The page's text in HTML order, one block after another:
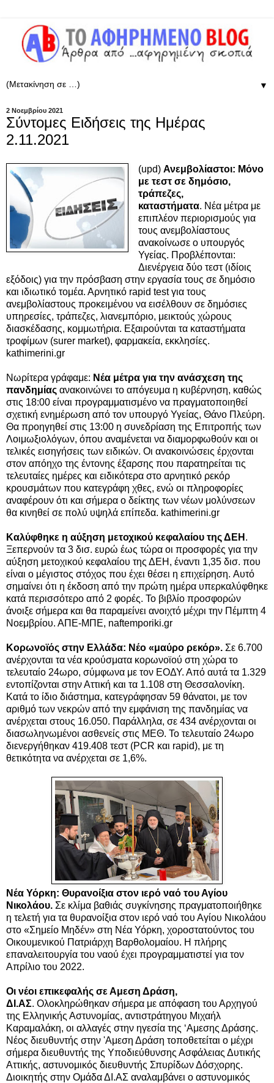
▼
2 Νοεμβρίου 2021
Σύντομες Ειδήσεις της Ημέρας
2.11.2021
(upd) Ανεμβολίαστοι: Μόνο
με τεστ σε δημόσιο,
τράπεζες,
καταστήματα. Νέα μέτρα με
επιπλέον περιορισμούς για
τους ανεμβολίαστους
ανακοίνωσε ο υπουργός
Υγείας. Προβλέπονται:
Διενέργεια δύο τεστ (ιδίοις
εξόδοις) για την πρόσβαση στην εργασία τους σε δημόσιο
και ιδιωτικό τομέα. Αρνητικό rapid test για τους
ανεμβολίαστους προκειμένου να εισέλθουν σε δημόσιες
υπηρεσίες, τράπεζες, λιανεμπόριο, μεικτούς χώρους
διασκέδασης, κομμωτήρια. Εξαιρούνται τα καταστήματα
τροφίμων (surer market), φαρμακεία, εκκλησίες.
kathimerini.gr
Νωρίτερα γράφαμε: Νέα μέτρα για την ανάσχεση της
πανδημίας ανακοινώνει το απόγευμα η κυβέρνηση, καθώς
στις 18:00 είναι προγραμματισμένο να πραγματοποιηθεί
σχετική ενημέρωση από τον υπουργό Υγείας, Θάνο Πλεύρη.
Θα προηγηθεί στις 13:00 η συνεδρίαση της Επιτροπής των
Λοιμωξιολόγων, όπου αναμένεται να διαμορφωθούν και οι
τελικές εισηγήσεις των ειδικών. Οι ανακοινώσεις έρχονται
στον απόηχο της έντονης έξαρσης που παρατηρείται τις
τελευταίες ημέρες και ειδικότερα στο αρνητικό ρεκόρ
κρουσμάτων που κατεγράφη χθες, ενώ οι πληροφορίες
αναφέρουν ότι και σήμερα ο δείκτης των νέων μολύνσεων
θα κινηθεί σε πολύ υψηλά επίπεδα. kathimerini.gr
Καλύφθηκε η αύξηση μετοχικού κεφαλαίου της ΔΕΗ .
Ξεπερνούν τα 3 δισ. ευρώ έως τώρα οι προσφορές για την
αύξηση μετοχικού κεφαλαίου της ΔΕΗ, έναντι 1,35 δισ. που
είναι ο μέγιστος στόχος που έχει θέσει η επιχείρηση. Αυτό
σημαίνει ότι η έκδοση από την πρώτη ημέρα υπερκαλύφθηκε
κατά περισσότερο από 2 φορές. Το βιβλίο προσφορών
άνοιξε σήμερα και θα παραμείνει ανοιχτό μέχρι την Πέμπτη 4
Νοεμβρίου. ΑΠΕ-ΜΠΕ, naftemporiki.gr
Κορωνοϊός στην Ελλάδα: Νέο «μαύρο ρεκόρ». Σε 6.700
ανέρχονται τα νέα κρούσματα κορωνοϊού στη χώρα το
τελευταίο 24ωρο, σύμφωνα με τον ΕΟΔΥ. Από αυτά τα 1.329
εντοπίζονται στην Αττική και τα 1.108 στη Θεσσαλονίκη.
Κατά το ίδιο διάστημα, κατεγράφησαν 59 θάνατοι, με τον
αριθμό των νεκρών από την εμφάνιση της πανδημίας να
ανέρχεται στους 16.050. Παράλληλα, σε 434 ανέρχονται οι
διασωληνωμένοι ασθενείς στις ΜΕΘ. Το τελευταίο 24ωρο
διενεργήθηκαν 419.408 τεστ (PCR και rapid), με τη
θετικότητα να ανέρχεται σε 1,6%.
Νέα Υόρκη: Θυρανοίξια στον ιερό ναό του Αγίου
Νικολάου. Σε κλίμα βαθιάς συγκίνησης πραγματοποιήθηκε
η τελετή για τα θυρανοίξια στον ιερό ναό του Αγίου Νικολάου
στο «Σημείο Μηδέν» στη Νέα Υόρκη, χοροστατούντος του
Οικουμενικού Πατριάρχη Βαρθολομαίου. Η πλήρης
επαναλειτουργία του ναού έχει προγραμματιστεί για τον
Απρίλιο του 2022.
Οι νέοι επικεφαλής σε Αμεση Δράση,
ΔΙ.ΑΣ. Ολοκληρώθηκαν σήμερα με απόφαση του Αρχηγού
της Ελληνικής Αστυνομίας, αντιστράτηγου Μιχαήλ
Καραμαλάκη, οι αλλαγές στην ηγεσία της ‘Αμεσης Δράσης.
Νέος διευθυντής στην 'Αμεση Δράση τοποθετείται ο μέχρι
σήμερα διευθυντής της Υποδιεύθυνσης Ασφάλειας Δυτικής
Αττικής, αστυνομικός διευθυντής Σπυρίδων Δόσχορης.
Διοικητής στην Ομάδα ΔΙ.ΑΣ αναλαμβάνει ο αστυνομικός